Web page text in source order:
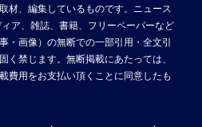
材、編集しているものです。ニュース
ア、雑誌、書籍、フリーペーパーなど
・画像）の無断での一部引用・全文引
く禁じます。無断掲載にあたっては、
費用をお支払い頂くことに同意したも